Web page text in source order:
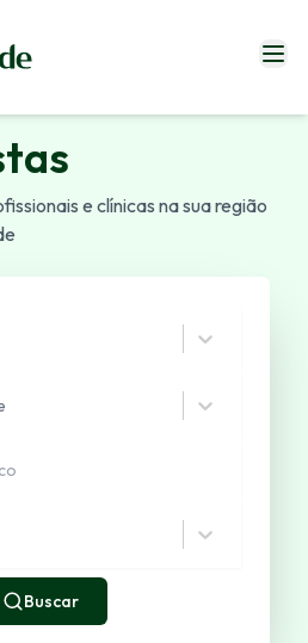
e clínicas na sua região
Buscar